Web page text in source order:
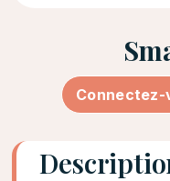
Connectez-